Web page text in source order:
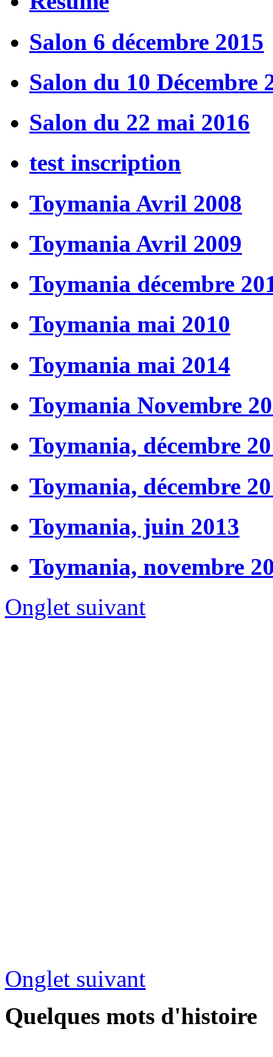
Salon 6 décembre 2015
Salon du 10 Décembre
Salon du 22 mai 2016
test inscription
Toymania Avril 2008
Toymania Avril 2009
Toymania décembre
Toymania mai 2010
Toymania mai 2014
Toymania Novembre
Toymania, décembre
Toymania, décembre
Toymania, juin 2013
Toymania, novembre
Onglet suivant
Onglet suivant
Quelques mots d'histoire